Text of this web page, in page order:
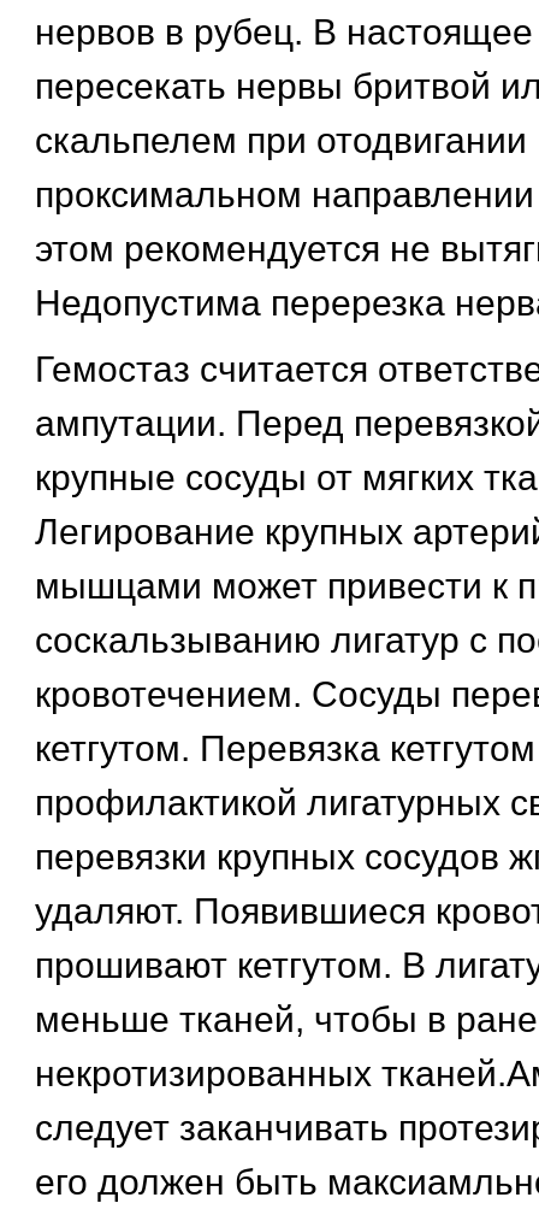
нервов в рубец. В
пересекать нервы бритвой
скальпелем при отодвигании
проксимальном
этом рекомендуется не
Недопустима перерезка
Гемостаз считается
ампутации. Перед
крупные сосуды от мягких
Легирование крупных
мышцами может привести к
соскальзыванию лигатур с
кровотечением. Сосуды
кетгутом. Перевязка
профилактикой лигатурных
перевязки крупных сосудов
удаляют. Появившиеся
прошивают кетгутом. В
меньше тканей, чтобы в
некротизированных
следует заканчивать
его должен быть